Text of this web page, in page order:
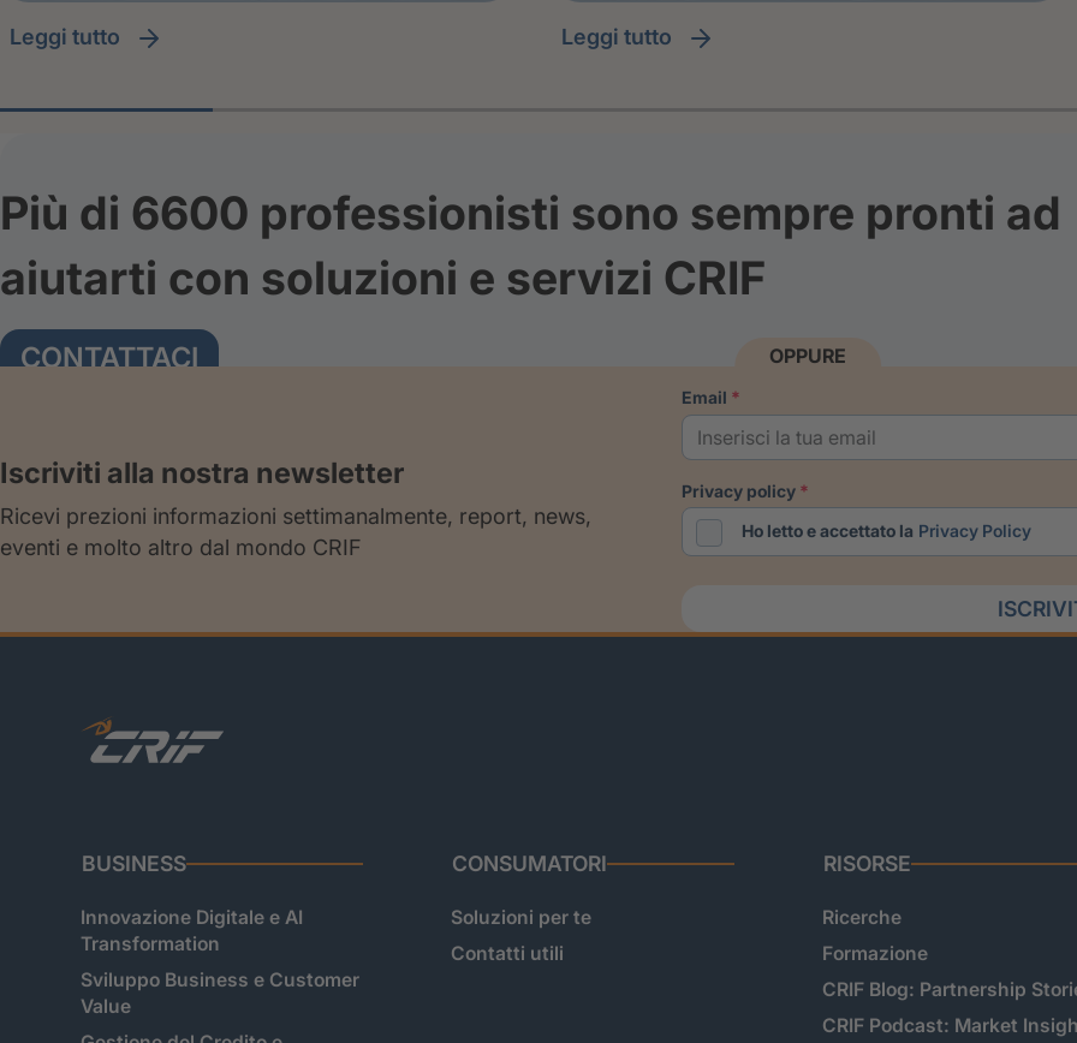
leggi tutto leggi tutto
Più di 6600 professionisti sono sempre pronti ad
aiutarti con soluzioni e servizi CRIF
CONTATTACI OPPURE
Iscriviti alla nostra newsletter
Ricevi prezioni informazioni settimanalmente, report, news,
eventi e molto altro dal mondo CRIF
email
privacy policy
Ho letto e accettato la Privacy Policy
BUSINESS
Innovazione Digitale e AI
Transformation
Sviluppo Business e Customer
Value
CONSUMATORI
Soluzioni per te
Contatti utili
RISORSE
Ricerche
Formazione
CRIF Blog: Partnership
CRIF Podcast: Market